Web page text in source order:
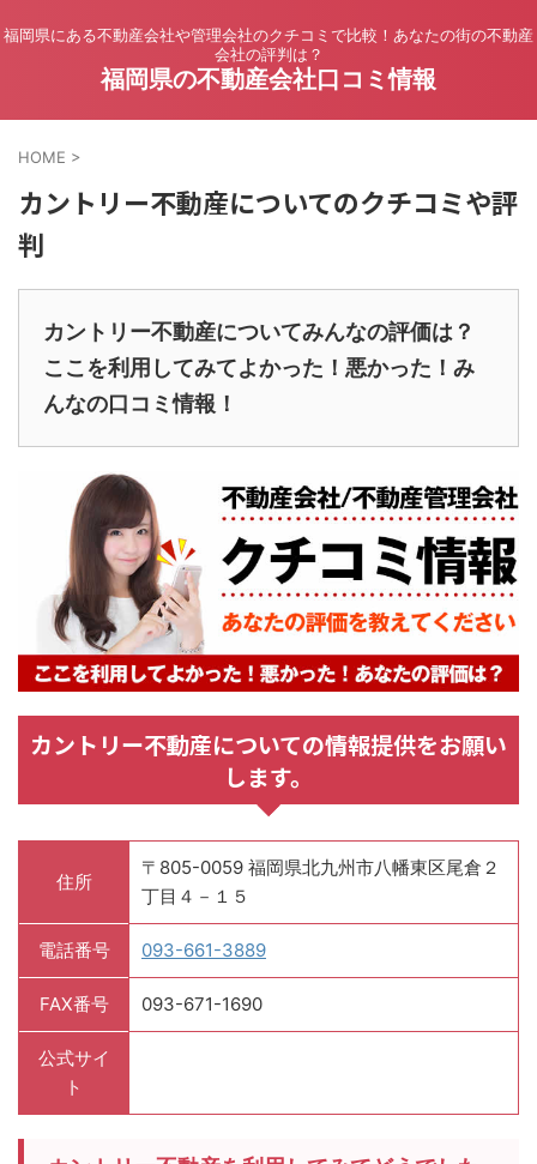
福岡県にある不動産会社や管理会社のクチコミで比較！あなたの街の不動産
会社の評判は？
福岡県の不動産会社口コミ情報
HOME >
カントリー不動産についてのクチコミや評
判
カントリー不動産についてみんなの評価は？
ここを利用してみてよかった！悪かった！み
んなの口コミ情報！
カントリー不動産についての情報提供をお願い
します。
住所
〒805-0059 福岡県北九州市八幡東区尾倉２
丁目４－１５
電話番号 093-661-3889
FAX番号 093-671-1690
公式サイ
ト